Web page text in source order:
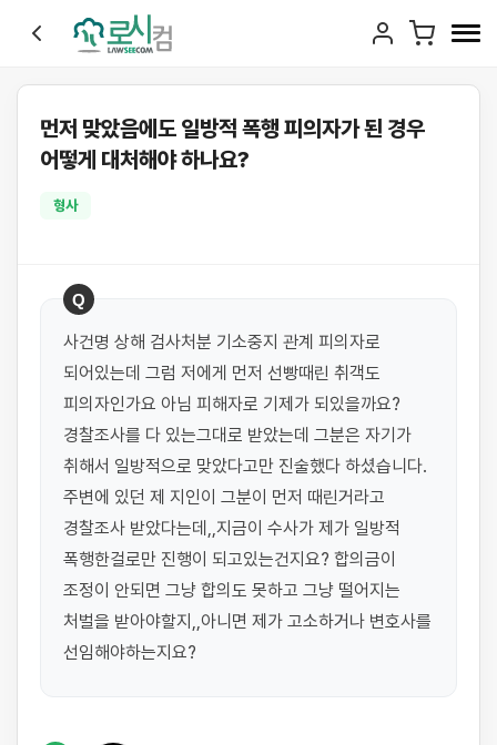
먼저 맞았음에도 일방적 폭행 피의자가 된 경우
어떻게 대처해야 하나요?
형사
Q
사건명 상해 검사처분 기소중지 관계 피의자로
되어있는데 그럼 저에게 먼저 선빵때린 취객도
피의자인가요 아님 피해자로 기제가 되있을까요?
경찰조사를 다 있는그대로 받았는데 그분은 자기가
취해서 일방적으로 맞았다고만 진술했다 하셨습니다.
주변에 있던 제 지인이 그분이 먼저 때린거라고
경찰조사 받았다는데,,지금이 수사가 제가 일방적
폭행한걸로만 진행이 되고있는건지요? 합의금이
조정이 안되면 그냥 합의도 못하고 그냥 떨어지는
처벌을 받아야할지,,아니면 제가 고소하거나 변호사를
선임해야하는지요?